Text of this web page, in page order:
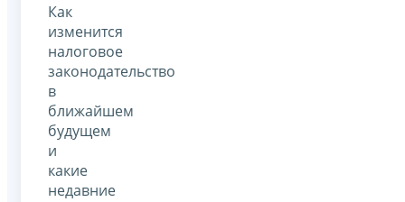
Как
изменится
налоговое
законодательство
в
ближайшем
будущем
и
какие
недавние